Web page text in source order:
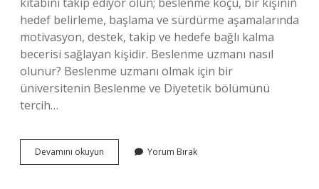
hedef belirleme, başlama ve sürdürme aşamalarında
motivasyon, destek, takip ve hedefe bağlı kalma
becerisi sağlayan kişidir. Beslenme uzmanı nasıl
olunur? Beslenme uzmanı olmak için bir
üniversitenin Beslenme ve Diyetetik bölümünü
tercih…
Devamını okuyun
Beslenme
Yorum Bırak